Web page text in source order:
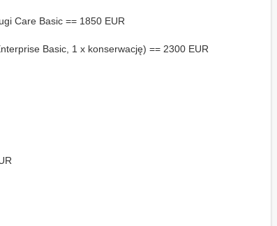
Care Basic == 1850 EUR
Basic, 1 x konserwację) == 2300 EUR